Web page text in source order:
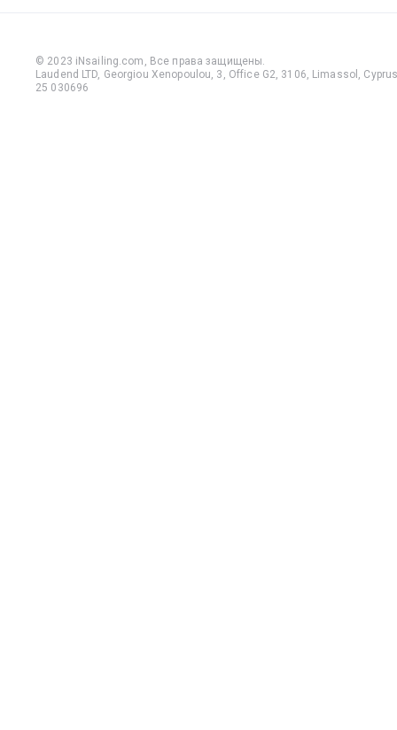
© 2023 iNsailing.com, Все права защищены.
Laudend LTD, Georgiou Xenopoulou, 3, Office G2, 3106, Limassol,
25 030696